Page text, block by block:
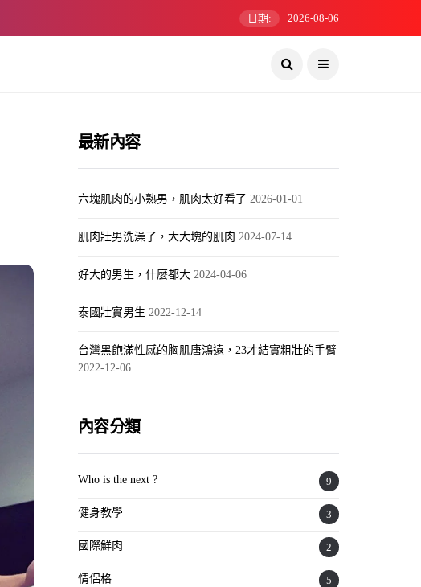
日期: 2026-08-06
最新內容
六塊肌肉的小熟男，肌肉太好看了 2026-01-01
肌肉壯男洗澡了，大大塊的肌肉 2024-07-14
好大的男生，什麼都大 2024-04-06
泰國壯實男生 2022-12-14
台灣黑飽滿性感的胸肌唐鴻遠，23才結實粗壯的手臂
2022-12-06
內容分類
Who is the next ? 9
健身教學 3
國際鮮肉 2
情侶格 5